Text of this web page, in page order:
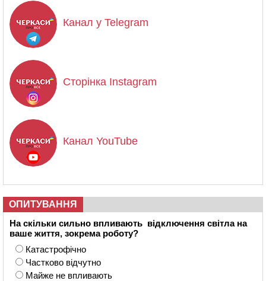
Канал у Telegram
Сторінка Instagram
Канал YouTube
ОПИТУВАННЯ
На скільки сильно впливають відключення світла на
ваше життя, зокрема роботу?
Катастрофічно
Частково відчутно
Майже не впливають